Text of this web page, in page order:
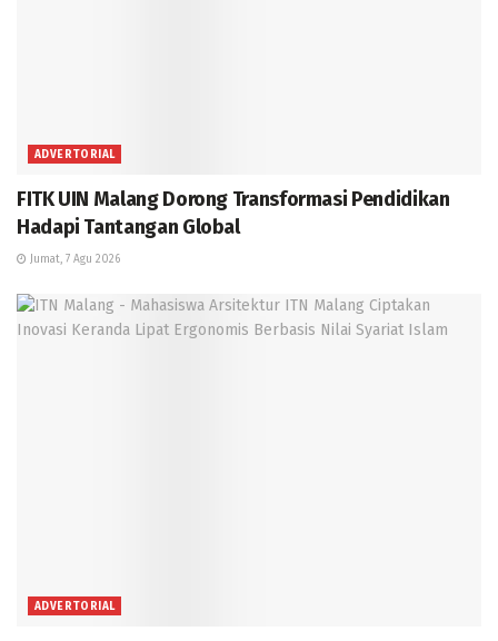
ADVERTORIAL
FITK UIN Malang Dorong Transformasi Pendidikan
Hadapi Tantangan Global
Jumat, 7 Agu 2026
ADVERTORIAL